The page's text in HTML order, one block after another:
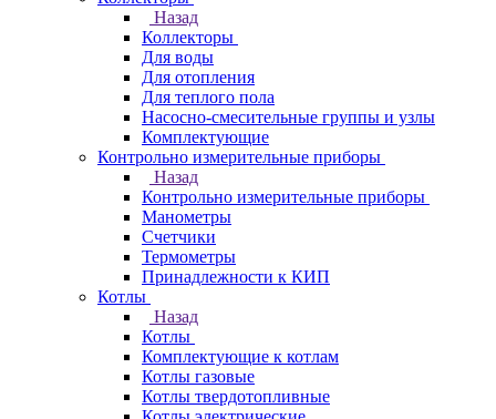
Назад
Коллекторы
Для воды
Для отопления
Для теплого пола
Насосно-смесительные группы и узлы
Комплектующие
Контрольно измерительные приборы
Назад
Контрольно измерительные приборы
Манометры
Счетчики
Термометры
Принадлежности к КИП
Котлы
Назад
Котлы
Комплектующие к котлам
Котлы газовые
Котлы твердотопливные